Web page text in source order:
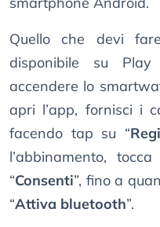
Quello che devi
disponibile su
accendere lo
apri l’app, fornisci i
facendo tap su “
l’abbinamento,
“Consenti”, fino a
“Attiva bluetooth”.